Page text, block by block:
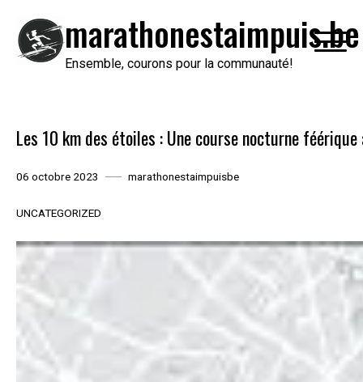
contenu
marathonestaimpuis.be
Ensemble, courons pour la communauté!
Les 10 km des étoiles : Une course nocturne féérique
06 octobre 2023 marathonestaimpuisbe
UNCATEGORIZED